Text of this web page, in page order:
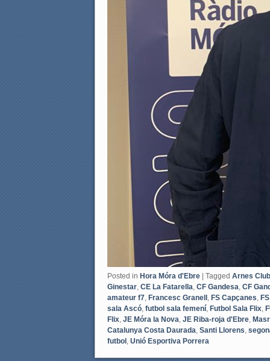
Posted in Hora Móra d'Ebre | Tagged Arnes
Ginestar CE La Fatarella CF Gandesa CF
amateur f7 Francesc Granell FS Capçanes
sala Ascó futbol sala femení Futbol Sala Flix
Flix JE Móra la Nova JE Riba-roja d'Ebre
Catalunya Costa Daurada Santi Llorens
futbol Unió Esportiva Porrera